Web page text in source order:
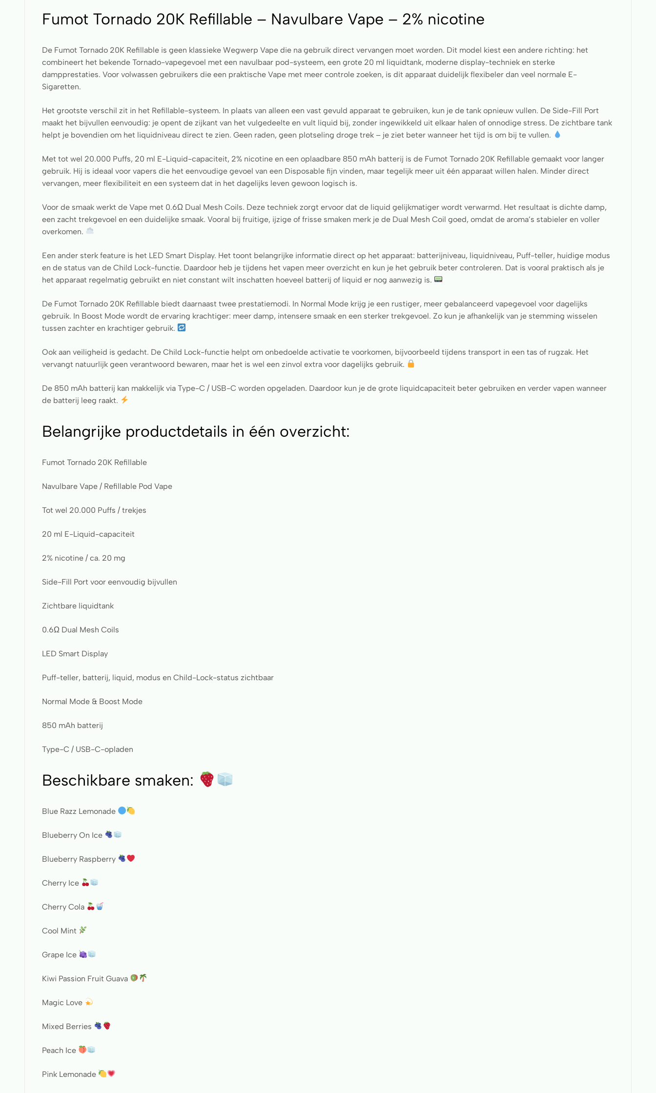
Fumot Tornado 20K Refillable – Navulbare Vape – 2% nicotine
De Fumot Tornado 20K Refillable is geen klassieke Wegwerp Vape die na gebruik direct vervangen moet worden. Dit model kiest een andere richting: het
combineert het bekende Tornado-vapegevoel met een navulbaar pod-systeem, een grote 20 ml liquidtank, moderne display-techniek en sterke
dampprestaties. Voor volwassen gebruikers die een praktische Vape met meer controle zoeken, is dit apparaat duidelijk flexibeler dan veel normale E-
Sigaretten.
Het grootste verschil zit in het Refillable-systeem. In plaats van alleen een vast gevuld apparaat te gebruiken, kun je de tank opnieuw vullen. De Side-Fill Port
maakt het bijvullen eenvoudig: je opent de zijkant van het vulgedeelte en vult liquid bij, zonder ingewikkeld uit elkaar halen of onnodige stress. De zichtbare tank
helpt je bovendien om het liquidniveau direct te zien. Geen raden, geen plotseling droge trek – je ziet beter wanneer het tijd is om bij te vullen.
Met tot wel 20.000 Puffs, 20 ml E-Liquid-capaciteit, 2% nicotine en een oplaadbare 850 mAh batterij is de Fumot Tornado 20K Refillable gemaakt voor langer
gebruik. Hij is ideaal voor vapers die het eenvoudige gevoel van een Disposable fijn vinden, maar tegelijk meer uit één apparaat willen halen. Minder direct
vervangen, meer flexibiliteit en een systeem dat in het dagelijks leven gewoon logisch is.
Voor de smaak werkt de Vape met 0.6Ω Dual Mesh Coils. Deze techniek zorgt ervoor dat de liquid gelijkmatiger wordt verwarmd. Het resultaat is dichte damp,
een zacht trekgevoel en een duidelijke smaak. Vooral bij fruitige, ijzige of frisse smaken merk je de Dual Mesh Coil goed, omdat de aroma’s stabieler en voller
overkomen.
Een ander sterk feature is het LED Smart Display. Het toont belangrijke informatie direct op het apparaat: batterijniveau, liquidniveau, Puff-teller, huidige modus
en de status van de Child Lock-functie. Daardoor heb je tijdens het vapen meer overzicht en kun je het gebruik beter controleren. Dat is vooral praktisch als je
het apparaat regelmatig gebruikt en niet constant wilt inschatten hoeveel batterij of liquid er nog aanwezig is.
De Fumot Tornado 20K Refillable biedt daarnaast twee prestatiemodi. In Normal Mode krijg je een rustiger, meer gebalanceerd vapegevoel voor dagelijks
gebruik. In Boost Mode wordt de ervaring krachtiger: meer damp, intensere smaak en een sterker trekgevoel. Zo kun je afhankelijk van je stemming wisselen
tussen zachter en krachtiger gebruik.
Ook aan veiligheid is gedacht. De Child Lock-functie helpt om onbedoelde activatie te voorkomen, bijvoorbeeld tijdens transport in een tas of rugzak. Het
vervangt natuurlijk geen verantwoord bewaren, maar het is wel een zinvol extra voor dagelijks gebruik.
De 850 mAh batterij kan makkelijk via Type-C / USB-C worden opgeladen. Daardoor kun je de grote liquidcapaciteit beter gebruiken en verder vapen wanneer
de batterij leeg raakt.
Belangrijke productdetails in één overzicht:
Fumot Tornado 20K Refillable
Navulbare Vape / Refillable Pod Vape
Tot wel 20.000 Puffs / trekjes
20 ml E-Liquid-capaciteit
2% nicotine / ca. 20 mg
Side-Fill Port voor eenvoudig bijvullen
Zichtbare liquidtank
0.6Ω Dual Mesh Coils
LED Smart Display
Puff-teller, batterij, liquid, modus en Child-Lock-status zichtbaar
Normal Mode & Boost Mode
850 mAh batterij
Type-C / USB-C-opladen
Beschikbare smaken:
Blue Razz Lemonade
Blueberry On Ice
Blueberry Raspberry
Cherry Ice
Cherry Cola
Cool Mint
Grape Ice
Kiwi Passion Fruit Guava
Magic Love
Mixed Berries
Peach Ice
Pink Lemonade